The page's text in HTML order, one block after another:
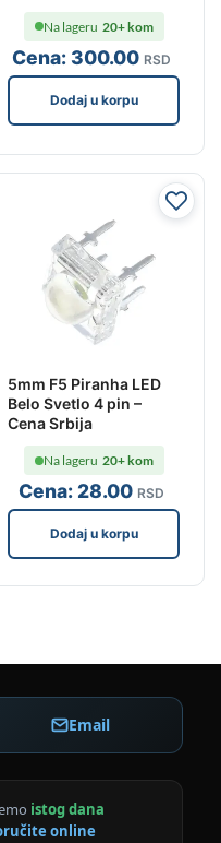
Cena:300.00 RSD
Na lageru 20+ kom
Dodaj u korpu
5mm F5 Piranha LED
Belo Svetlo 4 pin –
Cena Srbija
Cena: 28.00 RSD
Na lageru 20+ kom
Dodaj u korpu
Email
istog dana
online